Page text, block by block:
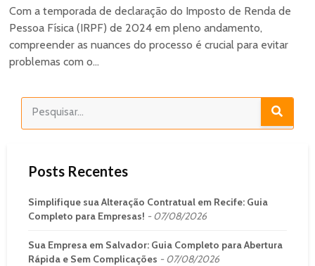
Com a temporada de declaração do Imposto de Renda de
Pessoa Física (IRPF) de 2024 em pleno andamento,
compreender as nuances do processo é crucial para evitar
problemas com o...
Posts Recentes
Simplifique sua Alteração Contratual em Recife: Guia
Completo para Empresas!
07/08/2026
Sua Empresa em Salvador: Guia Completo para Abertura
Rápida e Sem Complicações
07/08/2026